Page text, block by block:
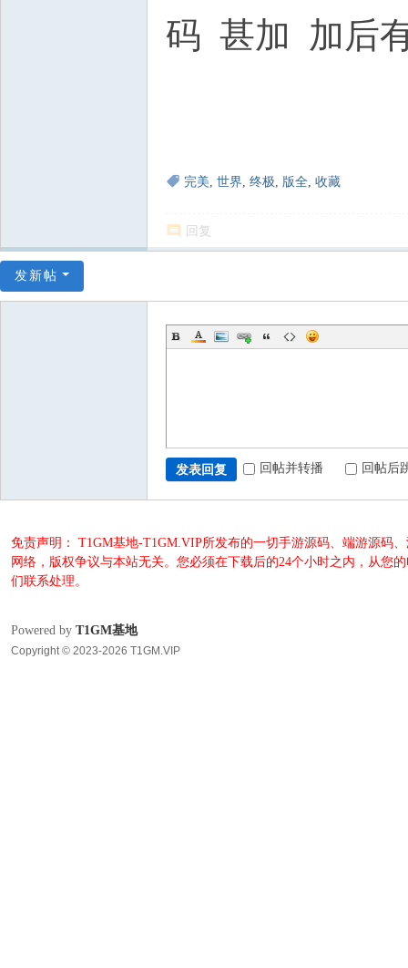
码 甚加 加后
完美, 世界, 终极, 版全, 收藏
回复
发新帖
发表回复 回帖并转播 回帖后
免责声明： T1GM基地-T1GM.VIP所发布的一切手游源码、端游源码
网络，版权争议与本站无关。您必须在下载后的24个小时之内，从您
们联系处理。
Powered by T1GM基地
Copyright © 2023-2026 T1GM.VIP